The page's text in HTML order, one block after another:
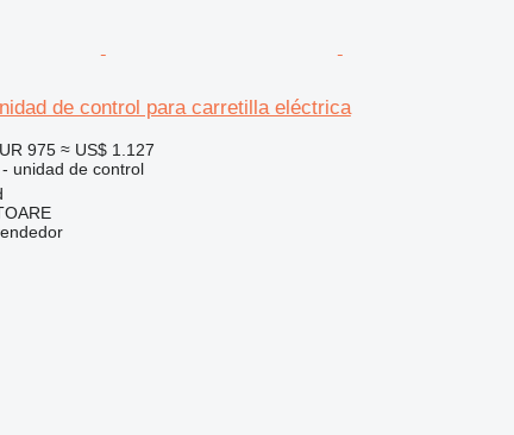
de control para carretilla eléctrica
975 ≈ US$ 1.127
unidad de control